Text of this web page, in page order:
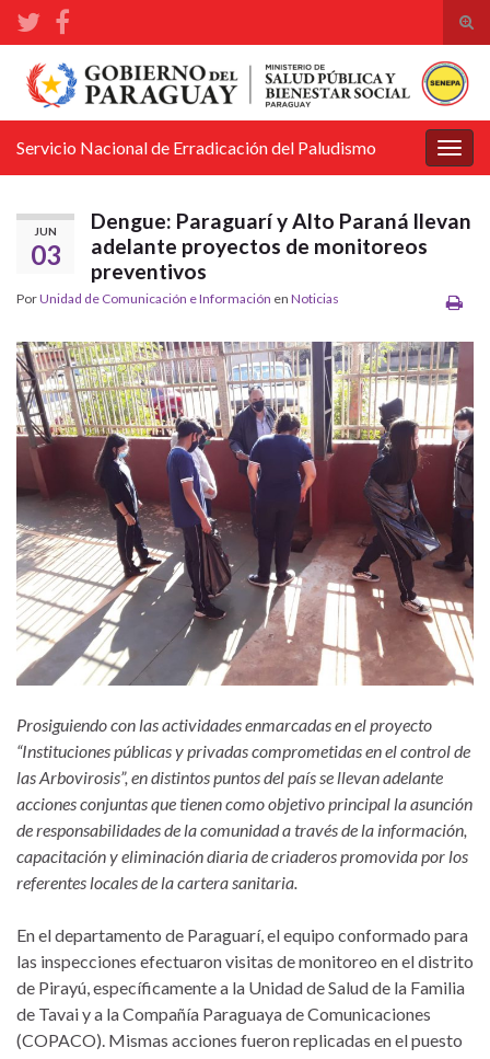
el
de
Search for:
la
Servicio Nacional de Erradicación del Paludismo
JUN
03
Dengue: Paraguarí y Alto Paraná llevan
adelante proyectos de monitoreos
preventivos
PorUnidad de Comunicación e Información en Noticias
Prosiguiendo con las actividades enmarcadas en el proyecto
“Instituciones públicas y privadas comprometidas en el control de
las Arbovirosis”, en distintos puntos del país se llevan adelante
acciones conjuntas que tienen como objetivo principal la asunción
de responsabilidades de la comunidad a través de la información,
capacitación y eliminación diaria de criaderos promovida por los
referentes locales de la cartera sanitaria.
En el departamento de Paraguarí, el equipo conformado para
las inspecciones efectuaron visitas de monitoreo en el distrito
de Pirayú, específicamente a la Unidad de Salud de la Familia
de Tavai y a la Compañía Paraguaya de Comunicaciones
(COPACO). Mismas acciones fueron replicadas en el puesto